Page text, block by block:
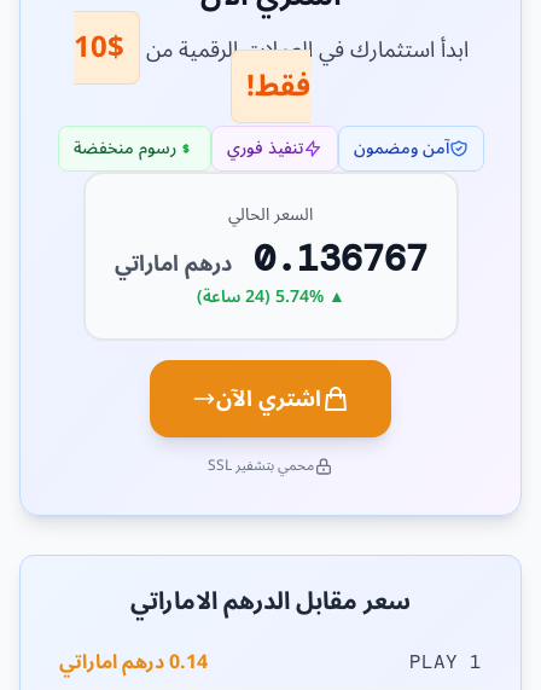
ابدأ استثمارك في العملات الرقمية من $10
فقط!
آمن ومضمون تنفيذ فوري
رسوم منخفضة
السعر الحالي
0.136767 درهم اماراتي
▲ 5.74% (24 ساعة)
اشتري الآن
محمي بتشفير SSL
سعر مقابل الدرهم الاماراتي
1 PLAY 0.14 درهم اماراتي